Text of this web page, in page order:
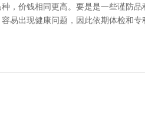
价钱相同更高。要是是一些谨防
易出现健康问题，因此依期体检和专